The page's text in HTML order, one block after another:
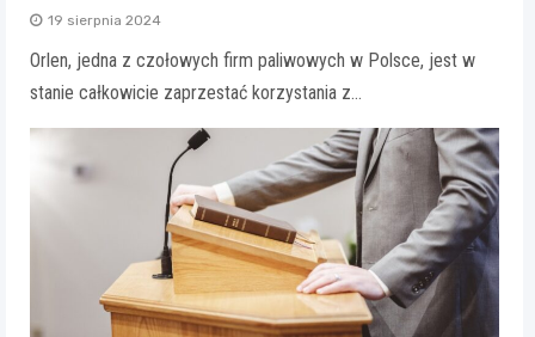
19 sierpnia 2024
Orlen, jedna z czołowych firm paliwowych w Polsce, jest w
stanie całkowicie zaprzestać korzystania z…